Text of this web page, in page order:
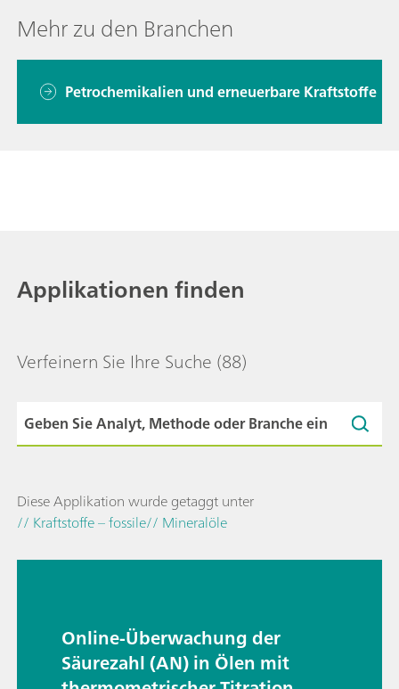
Mehr zu den Branchen
Petrochemikalien und erneuerbare Kraftstoffe
Applikationen finden
Verfeinern Sie Ihre Suche (88)
Diese Applikation wurde getaggt unter
// Kraftstoffe – fossile// Mineralöle
Online-Überwachung der
Säurezahl (AN) in Ölen mit